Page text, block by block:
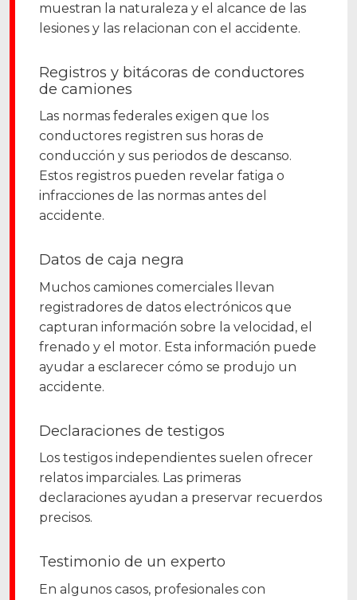
muestran la naturaleza y el alcance de las
lesiones y las relacionan con el accidente.
Registros y bitácoras de conductores
de camiones
Las normas federales exigen que los
conductores registren sus horas de
conducción y sus periodos de descanso.
Estos registros pueden revelar fatiga o
infracciones de las normas antes del
accidente.
Datos de caja negra
Muchos camiones comerciales llevan
registradores de datos electrónicos que
capturan información sobre la velocidad, el
frenado y el motor. Esta información puede
ayudar a esclarecer cómo se produjo un
accidente.
Declaraciones de testigos
Los testigos independientes suelen ofrecer
relatos imparciales. Las primeras
declaraciones ayudan a preservar recuerdos
precisos.
Testimonio de un experto
En algunos casos, profesionales con